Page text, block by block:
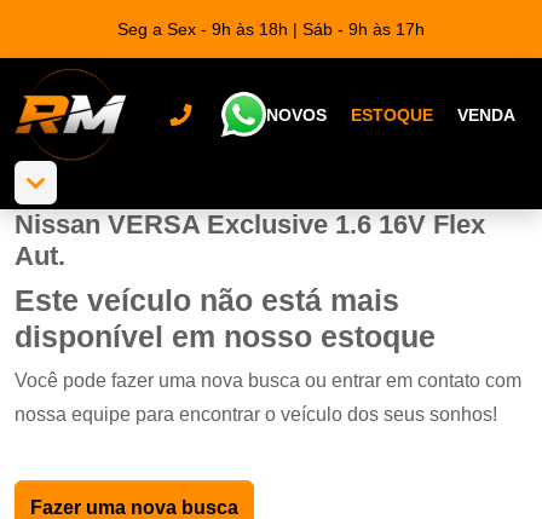
Seg a Sex - 9h às 18h | Sáb - 9h às 17h
NOVOS ESTOQUE VENDA
Nissan VERSA Exclusive 1.6 16V Flex
Aut.
Este veículo não está mais
disponível em nosso estoque
Você pode fazer uma nova busca ou entrar em contato com
nossa equipe para encontrar o veículo dos seus sonhos!
Fazer uma nova busca